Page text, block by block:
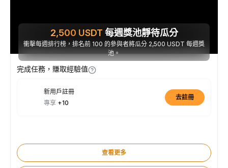
2,500 USDT 每週獎池靜待瓜分
衝擊每週排行榜，排名前 100 的參與者將瓜分 2,500 USDT 每週獎
池。
完成任務，賺取經驗值
新用戶註冊
專享 +10
去註冊
查看更多